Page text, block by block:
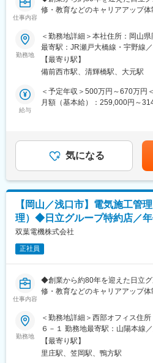
■組織構成
20代から50代まで幅広い年齢層
ームで協力し合う文化が根付いて
■業務の魅力
営業ノルマなしでお客様とじっく
につけ、資格取得もサポートさ
■就業環境
完全週休2日制で年間休日127日
クライフバランスを大切にでき
車場も完備。
■想定されるキャリアパス
実力次第で20代・30代からの早
適性によっては、将来的に海外出
す。
創業70年超の安定した企業基盤
個々の成長を大切にし、チーム
変更の範囲：会社の定める業務
仕事内容
修・教育などのキャリアアップ
■募集背景：
当社では、2030年の事業目標達
り、電気制御システム部におい
軟な施工体制の構築を目指してい
を募集いたします。
具体的には、建物や工場などの
を行い、その後、設計内容に基
用などを正確に積算し、プロジ
を担っていただきます。協力会
ら、円滑な工事の進行と高品質な
重要なポジションです。
■業務詳細：
（1）各部署からのご依頼を受付
社内の各部署より、電気設備や
す。
（2）現地調査・お打ち合わせ
現場にて状況を確認し、お客様と
内容に応じて、工事や設計にか
成いたします。
※比較的シンプルな案件について
する場合もございます。
勤務地
＜勤務地詳細＞本社住所：岡山
最寄駅：JR瀬戸大橋線・宇野線
全面禁煙変更の範囲：会社の定
む）
【最寄り駅】
備前西市駅、清輝橋駅、大元駅
給与
＜予定年収＞500万円～670万円
月額（基本給）：259,000円～
与については役職により変わり
これまでのご経験やスキルを十
ご用意いたします。 ■昇給：年1
（上期12月・下期3月／過去実
も目安の金額であり、選考を通
月給(月額)は固定手当を含めた表
気になる
【岡山／浅口市】電気施工管
理）◆日立グループ特約店／
双葉電機株式会社
正社員
仕事内容
◆創業から約80年を迎えた日立
修・教育などのキャリアアップ
■募集背景：
当社では、工事現場の施工管理
関する見積書の作成、積算、図
る方を募集しています。
勤務地
＜勤務地詳細＞西部オフィス住
６－１ 勤務地最寄駅：山陽本線
禁煙変更の範囲：会社の定める
【最寄り駅】
里庄駅、笠岡駅、鴨方駅